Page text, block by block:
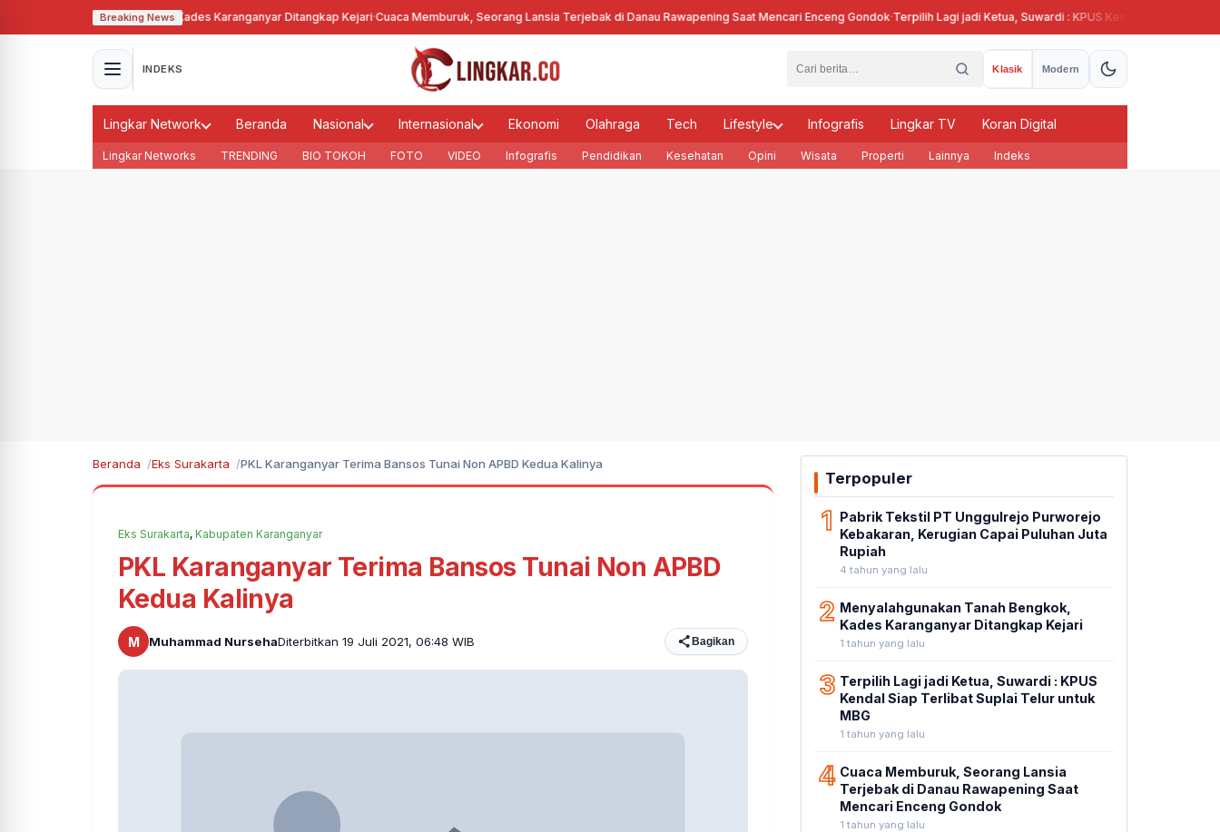
Breaking News
Tanah Bengkok, Kades Karanganyar Ditangkap Kejari· Cuaca Memburuk, Seorang Lansia Terjebak di Danau Rawapening Saat Mencari Enceng Gondok·Terpilih Lagi jadi Ketua, Suwardi : KPUS Kendal Siap Terlibat Suplai
INDEKS Klasik Modern
Lingkar Network Beranda Nasional Internasional Ekonomi Olahraga Tech Lifestyle Infografis Lingkar TV Koran Digital
Lingkar Networks TRENDING BIO TOKOH FOTO VIDEO Infografis Pendidikan Kesehatan Opini Wisata Properti Lainnya Indeks
Beranda Eks Surakarta PKL Karanganyar Terima Bansos Tunai Non APBD Kedua Kalinya
Eks Surakarta, Kabupaten Karanganyar
PKL Karanganyar Terima Bansos Tunai Non APBD
Kedua Kalinya
M Muhammad NursehaDiterbitkan 19 Juli 2021, 06:48 WIB Bagikan
Terpopuler
1 Pabrik Tekstil PT Unggulrejo Purworejo
Kebakaran, Kerugian Capai Puluhan Juta
Rupiah
4 tahun yang lalu
2 Menyalahgunakan Tanah Bengkok,
Kades Karanganyar Ditangkap Kejari
1 tahun yang lalu
3 Terpilih Lagi jadi Ketua, Suwardi : KPUS
Kendal Siap Terlibat Suplai Telur untuk
MBG
1 tahun yang lalu
4 Cuaca Memburuk, Seorang Lansia
Terjebak di Danau Rawapening Saat
Mencari Enceng Gondok
1 tahun yang lalu